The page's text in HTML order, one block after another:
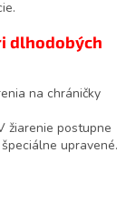
dlhodobých
na chráničky
žiarenie postupne
upravené.